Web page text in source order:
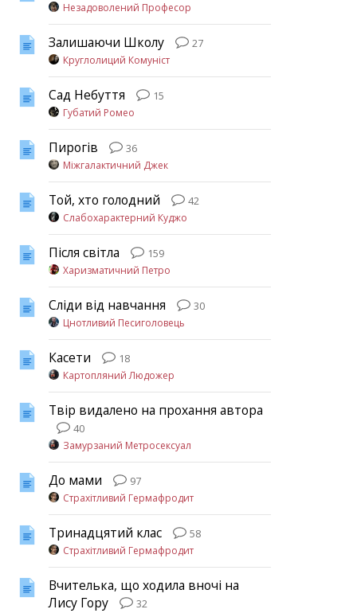
Незадоволений Професор
Залишаючи Школу
27
Круглолиций Комуніст
Сад Небуття
15
Губатий Ромео
Пирогів
36
Міжгалактичний Джек
Той, хто голодний
42
Слабохарактерний Куджо
Після світла
159
Харизматичний Петро
Сліди від навчання
30
Цнотливий Песиголовець
Касети
18
Картопляний Людожер
Твір видалено на прохання автора
40
Замурзаний Метросексуал
До мами
97
Страхітливий Гермафродит
Тринадцятий клас
58
Страхітливий Гермафродит
Вчителька, що ходила вночі на
Лису Гору
32